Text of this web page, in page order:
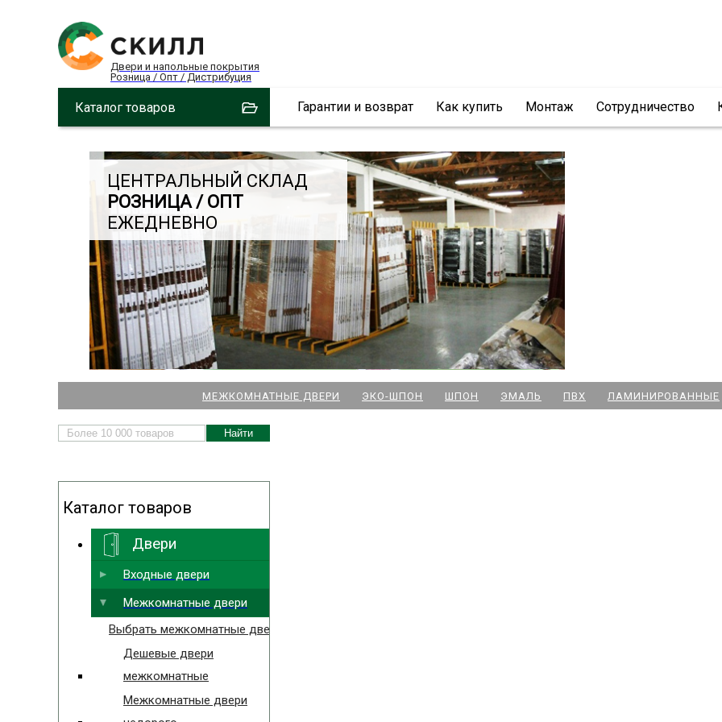
Двери и напольные покрытия
Розница / Опт / Дистрибуция
Каталог товаров Гарантии и возврат Как купить Монтаж Сотрудничество
ЦЕНТРАЛЬНЫЙ СКЛАД
РОЗНИЦА / ОПТ
ЕЖЕДНЕВНО
НАШИ МАГАЗИНЫ
ДВЕРЕЙ И ПАРКЕТА
м. Новочеркасская
м. Парк Победы
Выбрать ближайший
МЕЖКОМНАТНЫЕ ДВЕРИ ЭКО-ШПОН ШПОН ЭМАЛЬ ПВХ ЛАМИНИРОВАННЫЕ
Каталог товаров
Двери
Входные двери
Межкомнатные двери
Выбрать межкомнатные двери
Дешевые двери
межкомнатные
Межкомнатные двери